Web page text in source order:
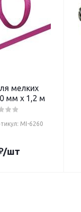
мелких
мм х 1,2 м
MI-6260
/шт